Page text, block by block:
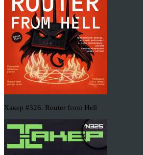
Хакер #326. Router from Hell